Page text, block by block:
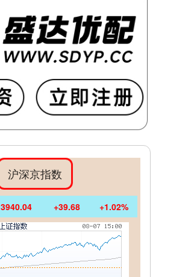
沪深京指数
3940.04 +39.68 +1.02%